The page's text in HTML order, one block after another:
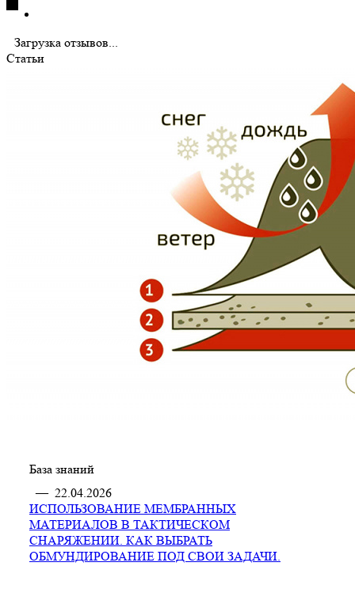
Загрузка отзывов...
Статьи
База знаний
— 22.04.2026
ИСПОЛЬЗОВАНИЕ МЕМБРАННЫХ
МАТЕРИАЛОВ В ТАКТИЧЕСКОМ
СНАРЯЖЕНИИ. КАК ВЫБРАТЬ
ОБМУНДИРОВАНИЕ ПОД СВОИ ЗАДАЧИ.